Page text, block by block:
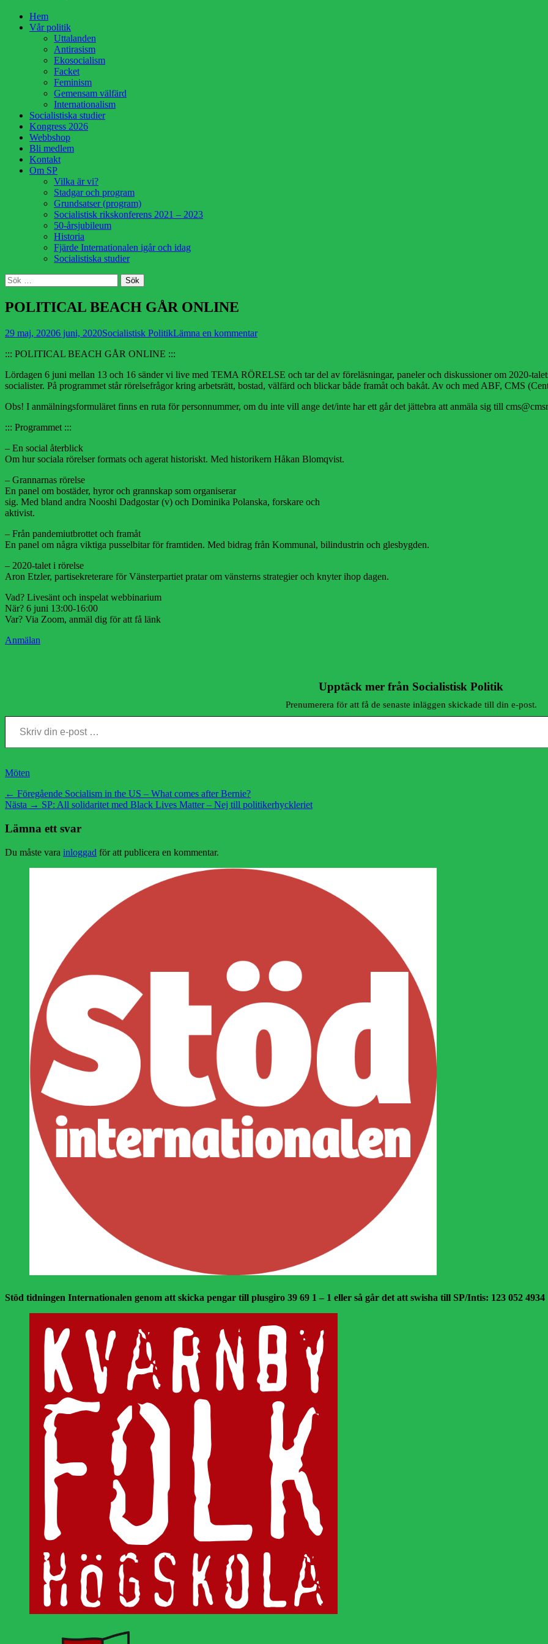
HoppaHem
Vår politik
Uttalanden
Antirasism
Ekosocialism
Facket
Feminism
Gemensam välfärd
Internationalism
Socialistiska studier
Kongress 2026
Webbshop
Bli medlem
Kontakt
Om SP
Vilka är vi?
Stadgar och program
Grundsatser (program)
Socialistisk rikskonferens 2021 – 2023
50-årsjubileum
Historia
Fjärde Internationalen igår och idag
Socialistiska studier
Sök
Sök
efter:
POLITICAL BEACH GÅR ONLINE
Publicerad
29 maj, 20206 juni, 2020Författare
Socialistisk PolitikLämna en kommentar
::: POLITICAL BEACH GÅR ONLINE :::
Lördagen 6 juni mellan 13 och 16 sänder vi live med TEMA RÖRELSE och tar del av föreläsningar, paneler och diskussioner om 2020-
socialister. På programmet står rörelsefrågor kring arbetsrätt, bostad, välfärd och blickar både framåt och bakåt. Av och med ABF, CMS
Obs! I anmälningsformuläret finns en ruta för personnummer, om du inte vill ange det/inte har ett går det jättebra att anmäla sig till
::: Programmet :::
– En social återblick
Om hur sociala rörelser formats och agerat historiskt. Med historikern Håkan Blomqvist.
– Grannarnas rörelse
En panel om bostäder, hyror och grannskap som organiserar
sig. Med bland andra Nooshi Dadgostar (v) och Dominika Polanska, forskare och
aktivist.
– Från pandemiutbrottet och framåt
En panel om några viktiga pusselbitar för framtiden. Med bidrag från Kommunal, bilindustrin och glesbygden.
– 2020-talet i rörelse
Aron Etzler, partisekreterare för Vänsterpartiet pratar om vänsterns strategier och knyter ihop dagen.
Vad? Livesänt och inspelat webbinarium
När? 6 juni 13:00-16:00
Var? Via Zoom, anmäl dig för att få länk
Anmälan
Upptäck mer från Socialistisk Politik
Prenumerera för att få de senaste inläggen skickade till din e-post.
Skriv din e-post …
Kategorier
Möten
Inläggsnavigering
← Föregående Föregående
inlägg:
Socialism in the US – What comes after Bernie?
Nästa → Nästa
SP: All solidaritet med Black Lives Matter – Nej till politikerhyckleriet
Lämna ett svar
Du måste vara inloggad för att publicera en kommentar.
Stöd tidningen Internationalen genom att skicka pengar till plusgiro 39 69 1 – 1 eller så går det att swisha till SP/Intis: 123 052 4934